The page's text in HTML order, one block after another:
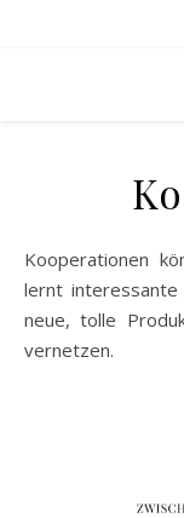
Kooperationen können eine spannende Sache sein! Man
lernt
neue, tolle
vernetzen.